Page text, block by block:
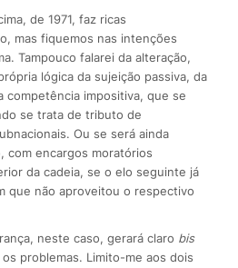
de 1971, faz ricas
mas fiquemos nas intenções
Tampouco falarei da alteração,
lógica da sujeição passiva, da
competência impositiva, que se
se trata de tributo de
Ou se será ainda
com encargos moratórios
da cadeia, se o elo seguinte já
que não aproveitou o respectivo
neste caso, gerará claro bis
problemas. Limito-me aos dois